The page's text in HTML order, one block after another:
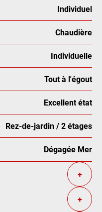
Individuel
Chaudière
Individuelle
Tout à l'égout
Excellent état
Rez-de-jardin / 2 étages
Dégagée Mer
+
+